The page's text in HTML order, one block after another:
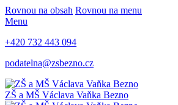
Rovnou na obsah Rovnou na menu
Menu
+420 732 443 094
podatelna@zsbezno.cz
ZŠ a MŠ Václava Vaňka Bezno